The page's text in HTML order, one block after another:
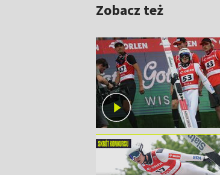
Zobacz też